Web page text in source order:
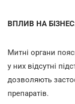
ВПЛИВ НА
Митні органи
у них відсутні
дозволяють
препаратів.